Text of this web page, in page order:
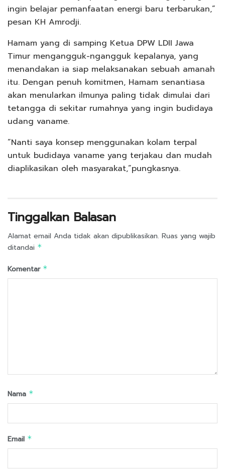
ingin belajar pemanfaatan energi baru terbarukan,”
pesan KH Amrodji.
Hamam yang di samping Ketua DPW LDII Jawa
Timur mengangguk-ngangguk kepalanya, yang
menandakan ia siap melaksanakan sebuah amanah
itu. Dengan penuh komitmen, Hamam senantiasa
akan menularkan ilmunya paling tidak dimulai dari
tetangga di sekitar rumahnya yang ingin budidaya
udang vaname.
“Nanti saya konsep menggunakan kolam terpal
untuk budidaya vaname yang terjakau dan mudah
diaplikasikan oleh masyarakat,”pungkasnya.
Tinggalkan Balasan
Alamat email Anda tidak akan dipublikasikan. Ruas yang wajib
ditandai *
Komentar *
Nama *
Email *